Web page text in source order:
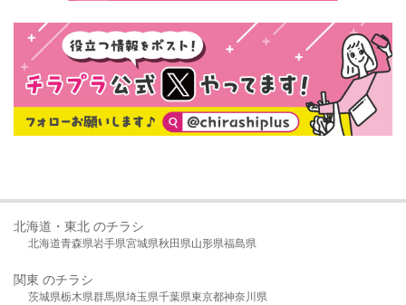
北海道・東北 のチラシ
北海道青森県岩手県宮城県秋田県山形県福島県
関東 のチラシ
茨城県栃木県群馬県埼玉県千葉県東京都神奈川県